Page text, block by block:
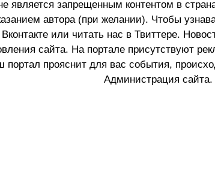
является запрещенным контентом в
автора (при желании). Чтобы
или читать нас в Твиттере.
сайта. На портале присутствуют
портал прояснит для вас события,
Администрация сайта.